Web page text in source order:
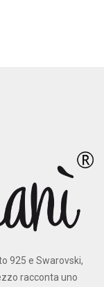
925 e Swarovski,
racconta uno